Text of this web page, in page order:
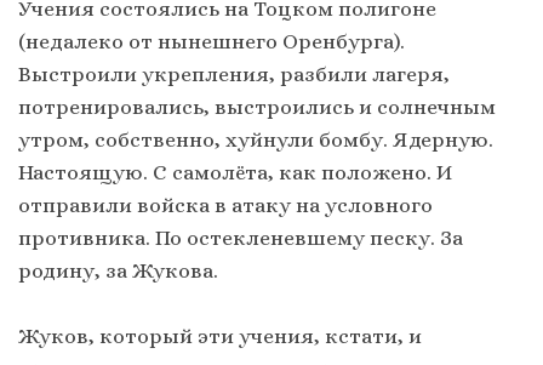
Учения состоялись на Тоцком полигоне
(недалеко от нынешнего Оренбурга).
Выстроили укрепления, разбили лагеря,
потренировались, выстроились и солнечным
утром, собственно, хуйнули бомбу. Ядерную.
Настоящую. С самолёта, как положено. И
отправили войска в атаку на условного
противника. По остекленевшему песку. За
родину, за Жукова.
Жуков, который эти учения, кстати, и